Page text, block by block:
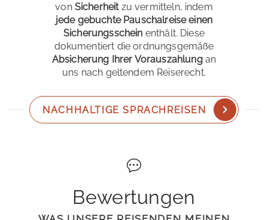
von Sicherheitzu vermitteln, indem
jede gebuchte Pauschalreise einen
Sicherungsschein enthält. Diese
dokumentiert die ordnungsgemäße
Absicherung Ihrer Vorauszahlungan
uns nach geltendem Reiserecht.
NACHHALTIGE SPRACHREISEN
Bewertungen